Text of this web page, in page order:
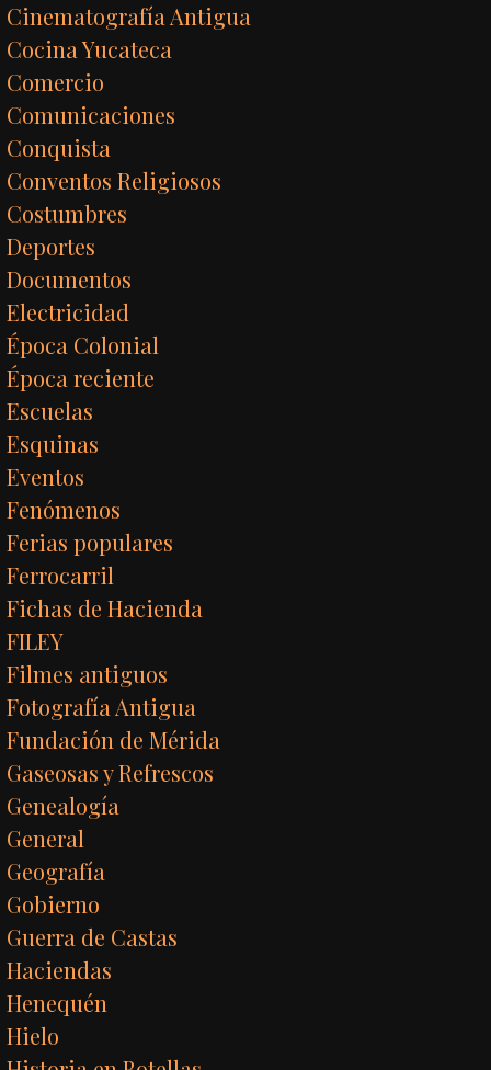
Cinematografía Antigua
Cocina Yucateca
Comercio
Comunicaciones
Conquista
Conventos Religiosos
Costumbres
Deportes
Documentos
Electricidad
Época Colonial
Época reciente
Escuelas
Esquinas
Eventos
Fenómenos
Ferias populares
Ferrocarril
Fichas de Hacienda
FILEY
Filmes antiguos
Fotografía Antigua
Fundación de Mérida
Gaseosas y Refrescos
Genealogía
General
Geografía
Gobierno
Guerra de Castas
Haciendas
Henequén
Hielo